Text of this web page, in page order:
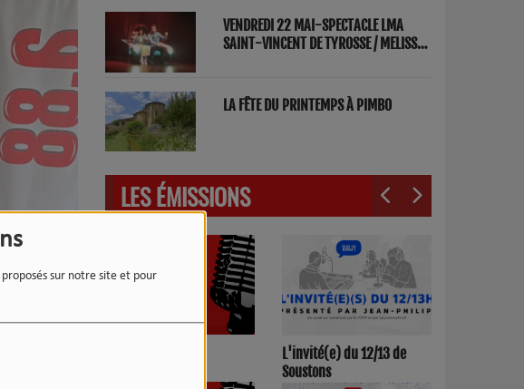
sur notre site et pour
VENDREDI 22 MAI-SPECTACLE LMA
SAINT-VINCENT DE TYROSSE / MELISSA
LA FÊTE DU PRINTEMPS À PIMBO
LES ÉMISSIONS
L'invité(e) du 12/13 de
Soustons